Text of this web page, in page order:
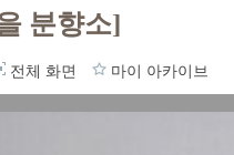
분향소]
전체 화면 마이 아카이브